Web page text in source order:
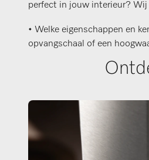
perfect in jouw interieur? Wij
• Welke eigenschappen en
opvangschaal of een